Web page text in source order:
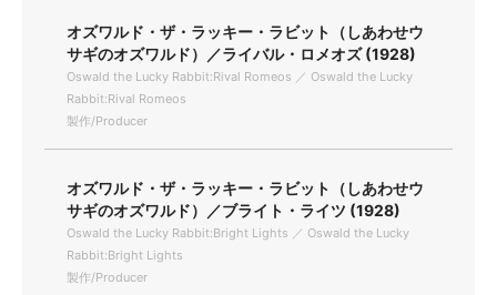
オズワルド・ザ・ラッキー・ラビット（しあわせウ
サギのオズワルド）／ライバル・ロメオズ (1928)
Oswald the Lucky Rabbit:Rival Romeos ／ Oswald the Lucky
Rabbit:Rival Romeos
製作/Producer
オズワルド・ザ・ラッキー・ラビット（しあわせウ
サギのオズワルド）／ブライト・ライツ (1928)
Oswald the Lucky Rabbit:Bright Lights ／ Oswald the Lucky
Rabbit:Bright Lights
製作/Producer